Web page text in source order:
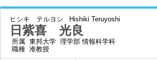
ヒシキ テルヨシ Hishiki Teruyoshi
日紫喜 光良
所属 東邦大学 理学部 情報科学科
職種 准教授